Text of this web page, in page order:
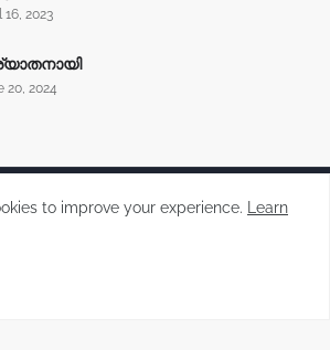
16, 2023
20, 2024
to improve your experience.
Learn